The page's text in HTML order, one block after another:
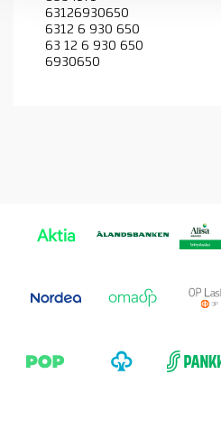
63126930650
6312 6 930 650
63 12 6 930 650
6930650